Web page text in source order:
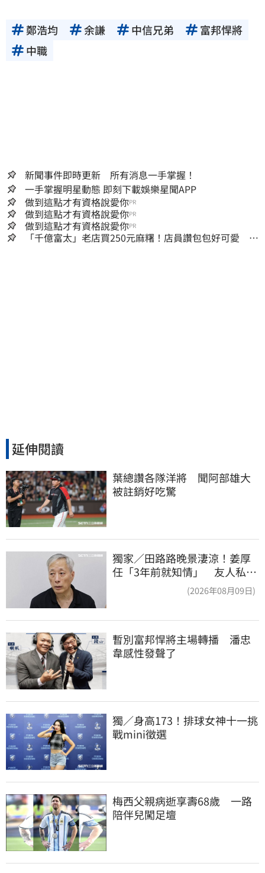
鄭浩均 余謙 中信兄弟
富邦悍將
中職
新聞事件即時更新 所有消息一手掌握！
一手掌握明星動態 即刻下載娛樂星聞APP
做到這點才有資格說愛你PR
做到這點才有資格說愛你PR
做到這點才有資格說愛你PR
「千億富太」老店買250元麻糬！店員讚包包好可愛 笑
延伸閱讀
葉總讚各隊洋將　聞阿部雄大
被註銷好吃驚
獨家／田路路晚景淒涼！姜厚
任「3年前就知情」 友人私下
(2026年08月09日)
暫別富邦悍將主場轉播　潘忠
韋感性發聲了
獨／身高173！排球女神十一挑
戰mini徵選
梅西父親病逝享壽68歲　一路
陪伴兒闖足壇